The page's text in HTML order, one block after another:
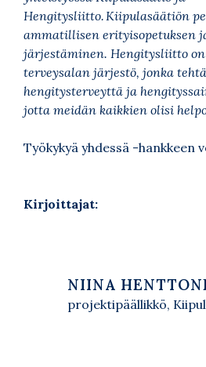
Hengitysliitto. Kiipulasäätiön
ammatillisen erityisopetuksen
järjestäminen. Hengitysliitto
terveysalan järjestö, jonka
hengitysterveyttä ja
jotta meidän kaikkien olisi
Työkykyä yhdessä -hankkeen
Kirjoittajat:
NIINA
projektipäällikkö,